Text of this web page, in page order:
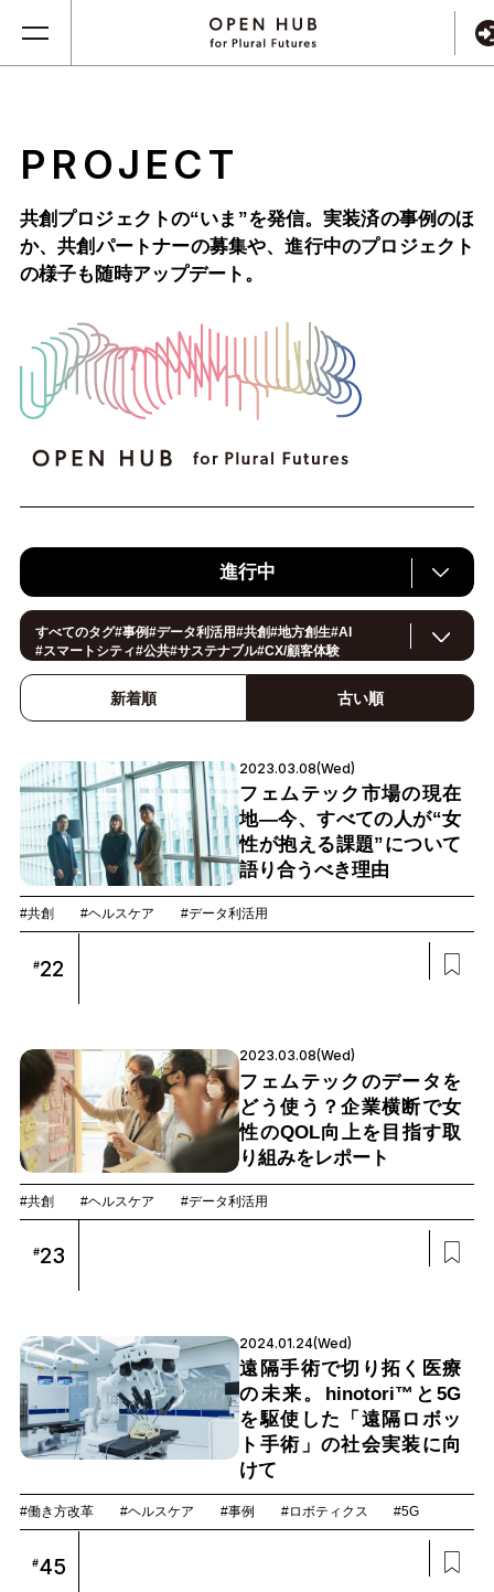
PROJECT
共創プロジェクトの“いま”を発信。実装済の事例のほ
か、共創パートナーの募集や、進行中のプロジェクト
の様子も随時アップデート。
進行中
すべてのタグ#事例#データ利活用#共創#地方創生#AI
#スマートシティ#公共#サステナブル#CX/顧客体験
#ヘルスケア
#環境・エネルギー#働き方改革
イノベーション#IoT
スマートファクトリー
# デジタルツイン
新着順 古い順
2023.03.08(Wed)
フェムテック市場の現在
地—今、すべての人が“女
性が抱える課題”について
語り合うべき理由
#共創 #ヘルスケア #データ利活用
#22
2023.03.08(Wed)
フェムテックのデータを
どう使う？企業横断で女
性のQOL向上を目指す取
り組みをレポート
#共創 #ヘルスケア #データ利活用
#23
2024.01.24(Wed)
遠隔手術で切り拓く医療
の未来。hinotori™と5G
を駆使した「遠隔ロボッ
ト手術」の社会実装に向
けて
#働き方改革 #ヘルスケア #事例 #ロボティクス #5G
#45